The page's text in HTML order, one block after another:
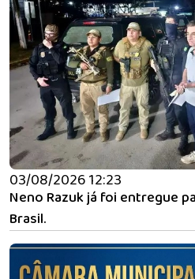
03/08/2026 12:23
Neno Razuk já foi entregue
Brasil.